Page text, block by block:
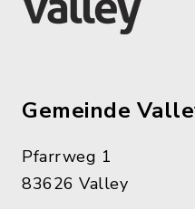
Gemeinde
Pfarrweg 1
83626 Valley